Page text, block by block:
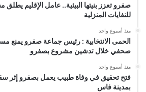
صفرو تعزز بنيتها البيئية.. عامل الإقليم
للنفايات المنزلية
منذ أسبوع واحد
الحمى الانتخابية : رئيس جماعة صفرو يمنع
صحفي خلال تدشين مشروع بصفرو
منذ أسبوع واحد
فتح تحقيق في وفاة طبيب يعمل بصفرو
بمدينة فاس